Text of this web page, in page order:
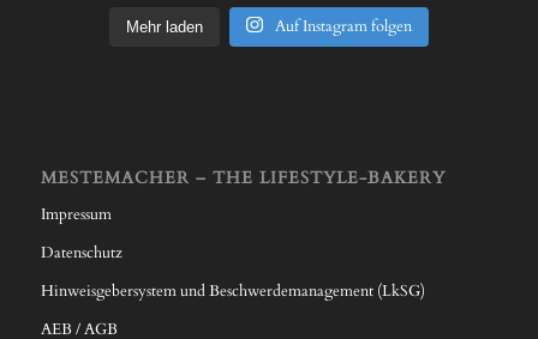
Mehr laden Auf Instagram folgen
MESTEMACHER – THE LIFESTYLE-BAKERY
Impressum
Datenschutz
Hinweisgebersystem und Beschwerdemanagement (LkSG)
AEB / AGB